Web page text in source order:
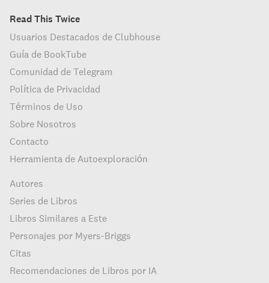
Read This Twice
Usuarios Destacados de Clubhouse
Guía de BookTube
Comunidad de Telegram
Política de Privacidad
Términos de Uso
Sobre Nosotros
Contacto
Herramienta de Autoexploración
Autores
Series de Libros
Libros Similares a Este
Personajes por Myers-Briggs
Citas
Recomendaciones de Libros por IA